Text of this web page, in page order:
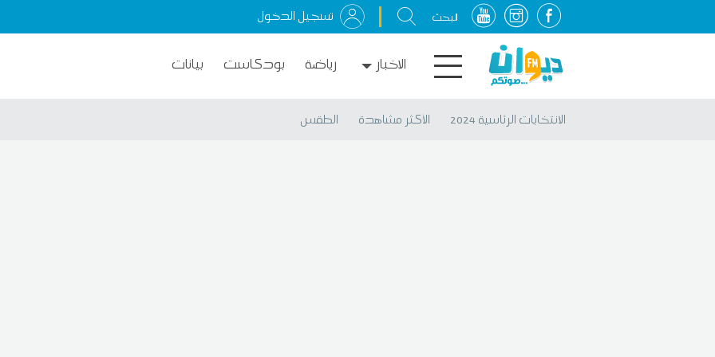
تسجيل الدخول
الاخبار رياضة بودكاست بيانات
الانتخابات الرئاسية 2024 الأكثر مشاهدة الطقس